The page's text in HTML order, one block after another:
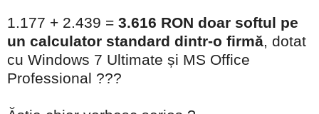
1.177 + 2.439 = 3.616 RON doar softul pe
un calculator standard dintr-o firmă, dotat
cu Windows 7 Ultimate și MS Office
Professional ???